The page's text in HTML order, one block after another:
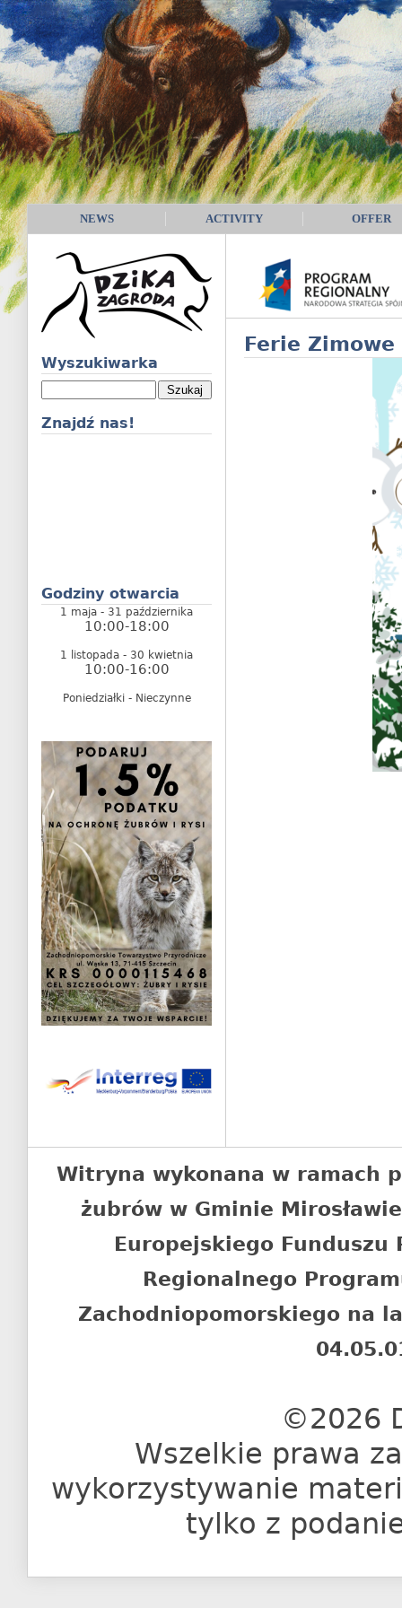
NEWS ACTIVITY OFFER
Wyszukiwarka
Znajdź nas!
Godziny otwarcia
1 maja - 31 października
10:00-18:00
1 listopada - 30 kwietnia
10:00-16:00
Poniedziałki - Nieczynne
Ferie
Witryna wykonana w ramach
żubrów w Gminie
Europejskiego Funduszu
Regionalnego
Zachodniopomorskiego na
©2026
Wszelkie prawa
wykorzystywanie
tylko z